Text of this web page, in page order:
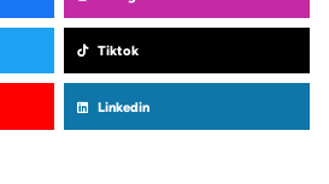
Tiktok
Linkedin